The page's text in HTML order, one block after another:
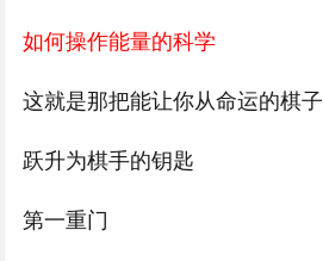
如何操作能量的科学
这就是那把能让你从命运的棋子
跃升为棋手的钥匙
第一重门